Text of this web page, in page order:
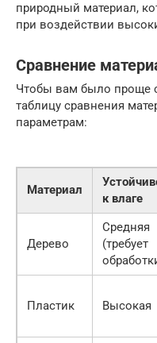
природный материал,
при воздействии
Сравнение
Чтобы вам было проще
таблицу сравнения
параметрам:
Материал
к влаге
Дерево
Средняя
(требует
Пластик Высокая